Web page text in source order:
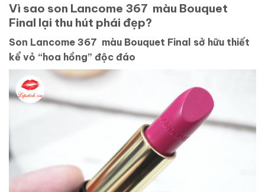
Vì sao son Lancome 367 màu Bouquet
Final lại thu hút phái đẹp?
Son Lancome 367 màu Bouquet Final sở hữu thiết
kể vỏ “hoa hồng” độc đáo